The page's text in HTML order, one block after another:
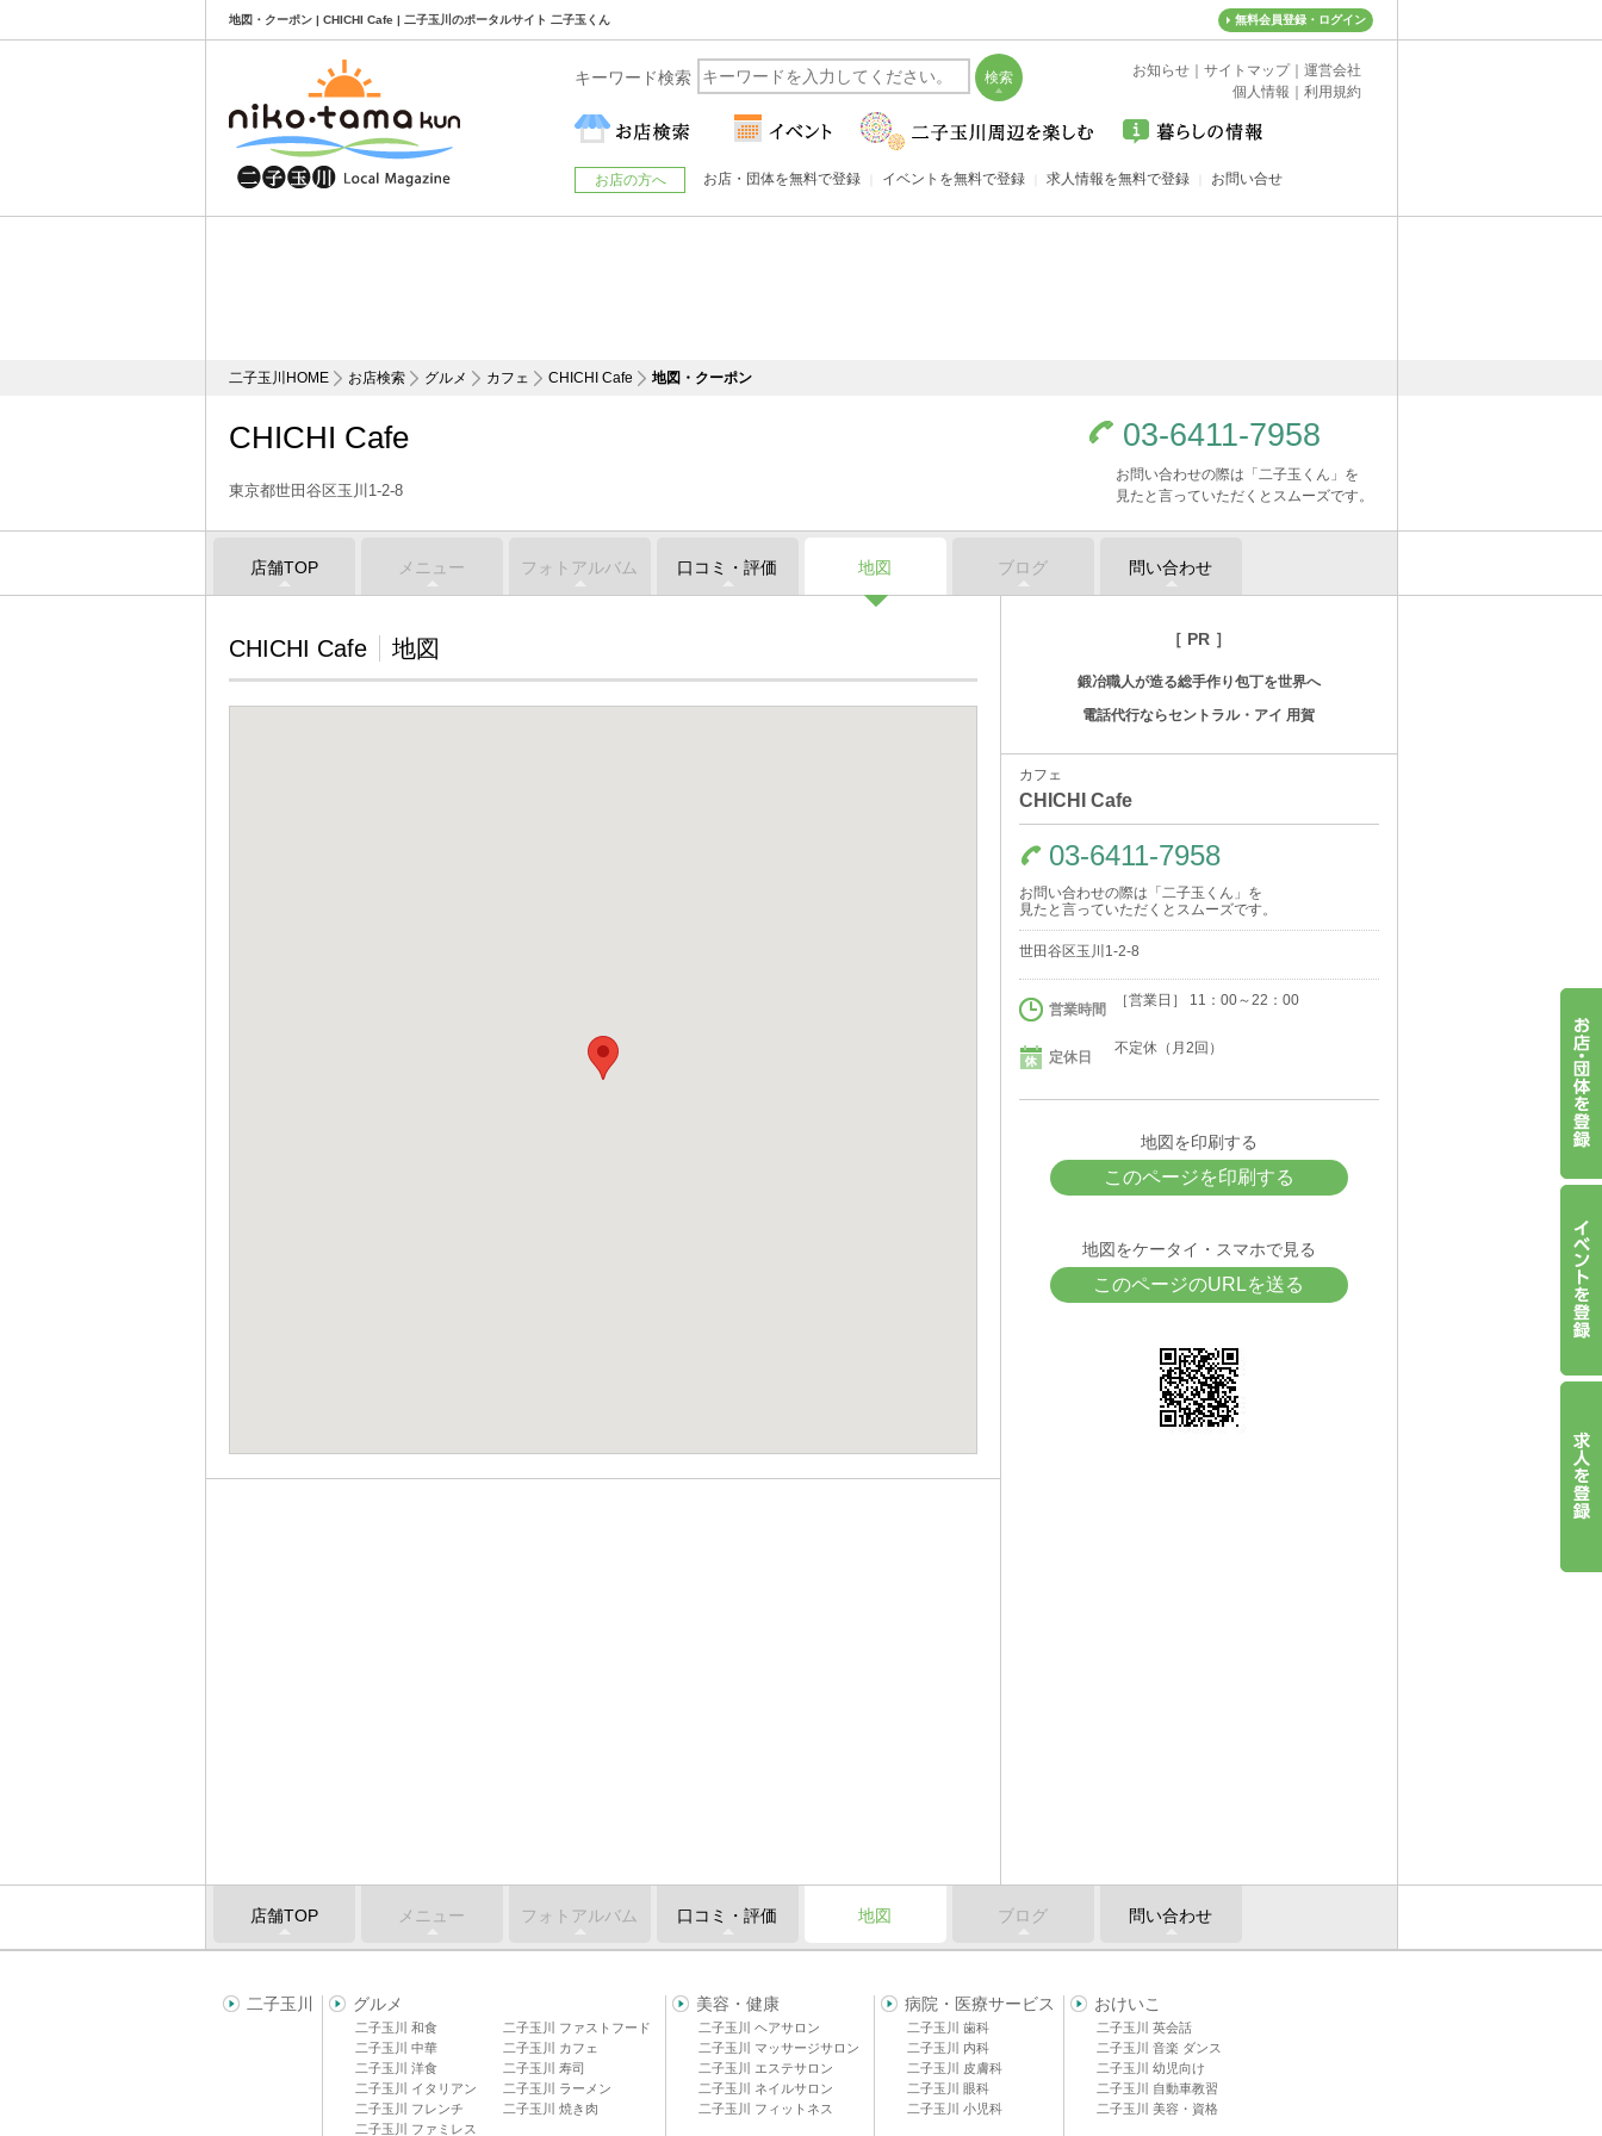
地図・クーポン | CHICHI Cafe | 二子玉川のポータルサイト 二子玉くん 無料会員登録・ログイン
二子玉川HOME お店検索 グルメ カフェ CHICHI Cafe 地図・クーポン
CHICHI Cafe
東京都世田谷区玉川1-2-8
03-6411-7958
お問い合わせの際は「二子玉くん」を
見たと言っていただくとスムーズです。
店舗TOP メニュー フォトアルバム 口コミ・評価 地図 ブログ 問い合わせ
CHICHI Cafe 地図 ［ PR ］
鍛冶職人が造る総手作り包丁を世界へ
電話代行ならセントラル・アイ 用賀
カフェ
CHICHI Cafe
03-6411-7958
お問い合わせの際は「二子玉くん」を
見たと言っていただくとスムーズです。
世田谷区玉川1-2-8
営業時間
［営業日］ 11：00～22：00
定休日
不定休（月2回）
地図を印刷する
このページを印刷する
地図をケータイ・スマホで見る
このページのURLを送る
店舗TOP メニュー フォトアルバム 口コミ・評価 地図 ブログ 問い合わせ
二子玉川 グルメ
二子玉川 和食
二子玉川 中華
二子玉川 洋食
二子玉川 イタリアン
二子玉川 フレンチ
二子玉川 ファミレス
二子玉川 ファストフード
二子玉川 カフェ
二子玉川 寿司
二子玉川 ラーメン
二子玉川 焼き肉
美容・健康
二子玉川 ヘアサロン
二子玉川 マッサージサロン
二子玉川 エステサロン
二子玉川 ネイルサロン
二子玉川 フィットネス
病院・医療サービス
二子玉川 歯科
二子玉川 内科
二子玉川 皮膚科
二子玉川 眼科
二子玉川 小児科
おけいこ
二子玉川 英会話
二子玉川 音楽 ダンス
二子玉川 幼児向け
二子玉川 自動車教習
二子玉川 美容・資格
キーワード検索 お知らせ サイトマップ｜ 運営会社
個人情報
利用規約
お店の方へ お店・団体を無料で登録 イベントを無料で登録 求人情報を無料で登録 お問い合せ